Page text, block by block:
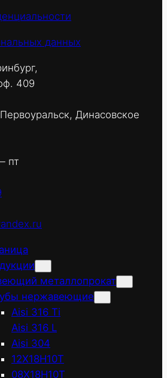
данных
409
Динасовское
пт
металлопрокат
нержавеющие
Aisi 316 Ti
Aisi 316 L
Aisi 304
12Х18Н10Т
08Х18Н10Т